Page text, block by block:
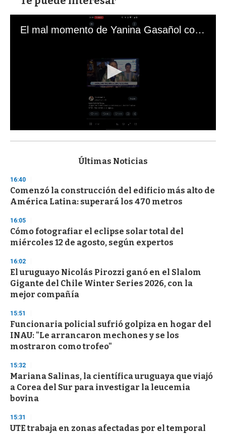
El mal momento de Yanina Gasañol con un hincha argentino en "Subrayado"
s
d
s
o
f
3
s
c
n
d
s
Últimas Noticias
16:40
Comenzó la construcción del edificio más alto de
América Latina: superará los 470 metros
16:05
Cómo fotografiar el eclipse solar total del
miércoles 12 de agosto, según expertos
16:02
El uruguayo Nicolás Pirozzi ganó en el Slalom
Gigante del Chile Winter Series 2026, con la
mejor compañía
15:51
Funcionaria policial sufrió golpiza en hogar del
INAU: "Le arrancaron mechones y se los
mostraron como trofeo"
15:32
Mariana Salinas, la científica uruguaya que viajó
a Corea del Sur para investigar la leucemia
bovina
15:31
UTE trabaja en zonas afectadas por el temporal